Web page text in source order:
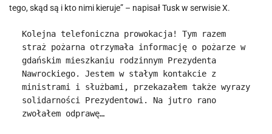
tego, skąd są i kto nimi kieruje” – napisał Tusk w serwisie X.
Kolejna telefoniczna prowokacja! Tym razem
straż pożarna otrzymała informację o pożarze w
gdańskim mieszkaniu rodzinnym Prezydenta
Nawrockiego. Jestem w stałym kontakcie z
ministrami i służbami, przekazałem także wyrazy
solidarności Prezydentowi. Na jutro rano
zwołałem odprawę…